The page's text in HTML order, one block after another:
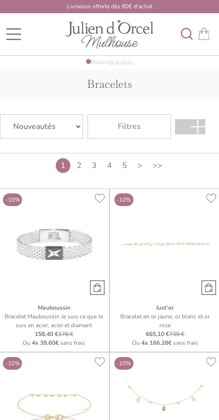
Livraison offerte dès 80€ d'achat
BDK Developpement Mulhouse
Bijoux\Bracelets
Bracelets
Filtres
1 2 3 4 5 > >>
-10%
Mauboussin
Bracelet Mauboussin Je suis ce que Je
suis en acier, acier et diamant
158,40 €176 €
Ou4x 39.60€sans frais
-10%
Just'or
Bracelet en or jaune, or blanc et or
rose
665,10 €739 €
Ou4x 166.28€sans frais
-10% -10%